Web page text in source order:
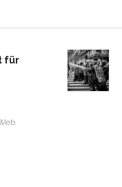
für